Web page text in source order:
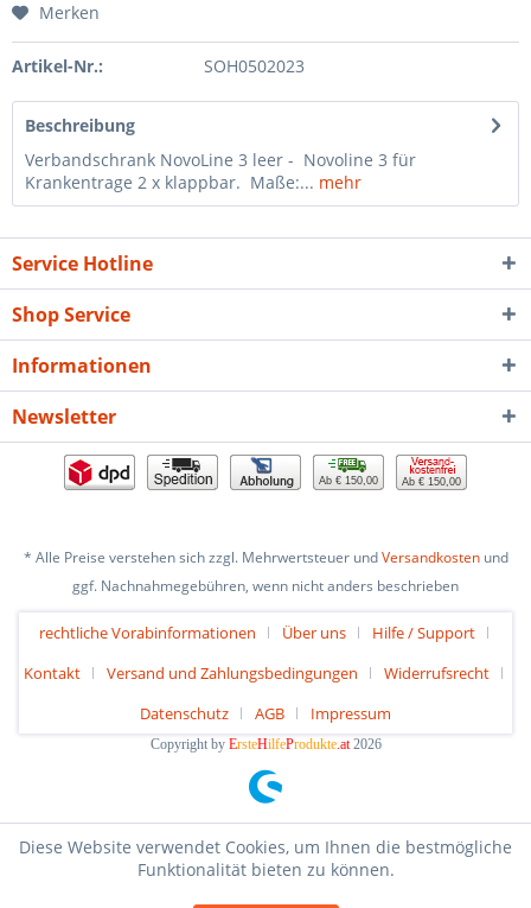
Merken
Artikel-Nr.: SOH0502023
Beschreibung
Verbandschrank NovoLine 3 leer - Novoline 3 für
Krankentrage 2 x klappbar. Maße:... mehr
Service Hotline
Shop Service
Informationen
Newsletter
Ab € 150,00 Ab € 150,00
* Alle Preise verstehen sich zzgl. Mehrwertsteuer undVersandkostenund
ggf. Nachnahmegebühren, wenn nicht anders beschrieben
rechtliche Vorabinformationen Über uns
Hilfe / Support
Kontakt
Versand und Zahlungsbedingungen
Widerrufsrecht
Datenschutz
AGB Impressum
Copyright by ErsteHilfeProdukte.at2026
Diese Website verwendet Cookies, um Ihnen die bestmögliche
Funktionalität bieten zu können.